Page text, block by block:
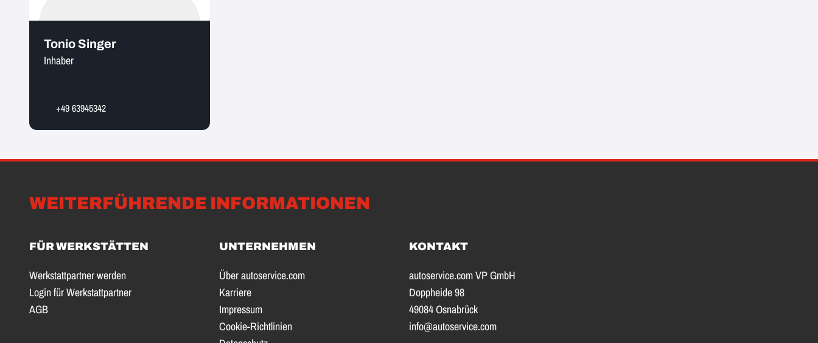
Tonio Singer
Inhaber
+49 63945342
WEITERFÜHRENDE INFORMATIONEN
FÜR WERKSTÄTTEN
Werkstattpartner werden
Login für Werkstattpartner
AGB
UNTERNEHMEN
Über autoservice.com
Karriere
Impressum
Cookie-Richtlinien
KONTAKT
autoservice.com VP GmbH
Doppheide 98
49084 Osnabrück
info@autoservice.com